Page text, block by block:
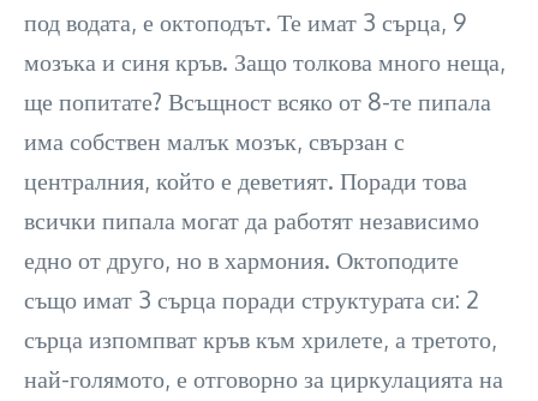
под водата, е октоподът. Те имат 3 сърца, 9
мозъка и синя кръв. Защо толкова много неща,
ще попитате? Всъщност всяко от 8-те пипала
има собствен малък мозък, свързан с
централния, който е деветият. Поради това
всички пипала могат да работят независимо
едно от друго, но в хармония. Октоподите
също имат 3 сърца поради структурата си: 2
сърца изпомпват кръв към хрилете, а третото,
най-голямото, е отговорно за циркулацията на